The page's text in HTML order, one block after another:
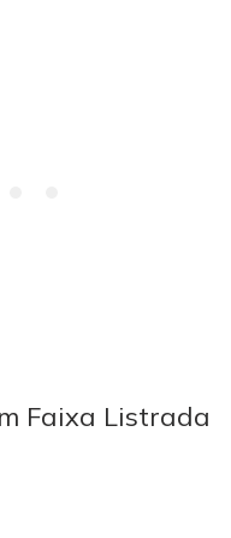
Faixa Listrada